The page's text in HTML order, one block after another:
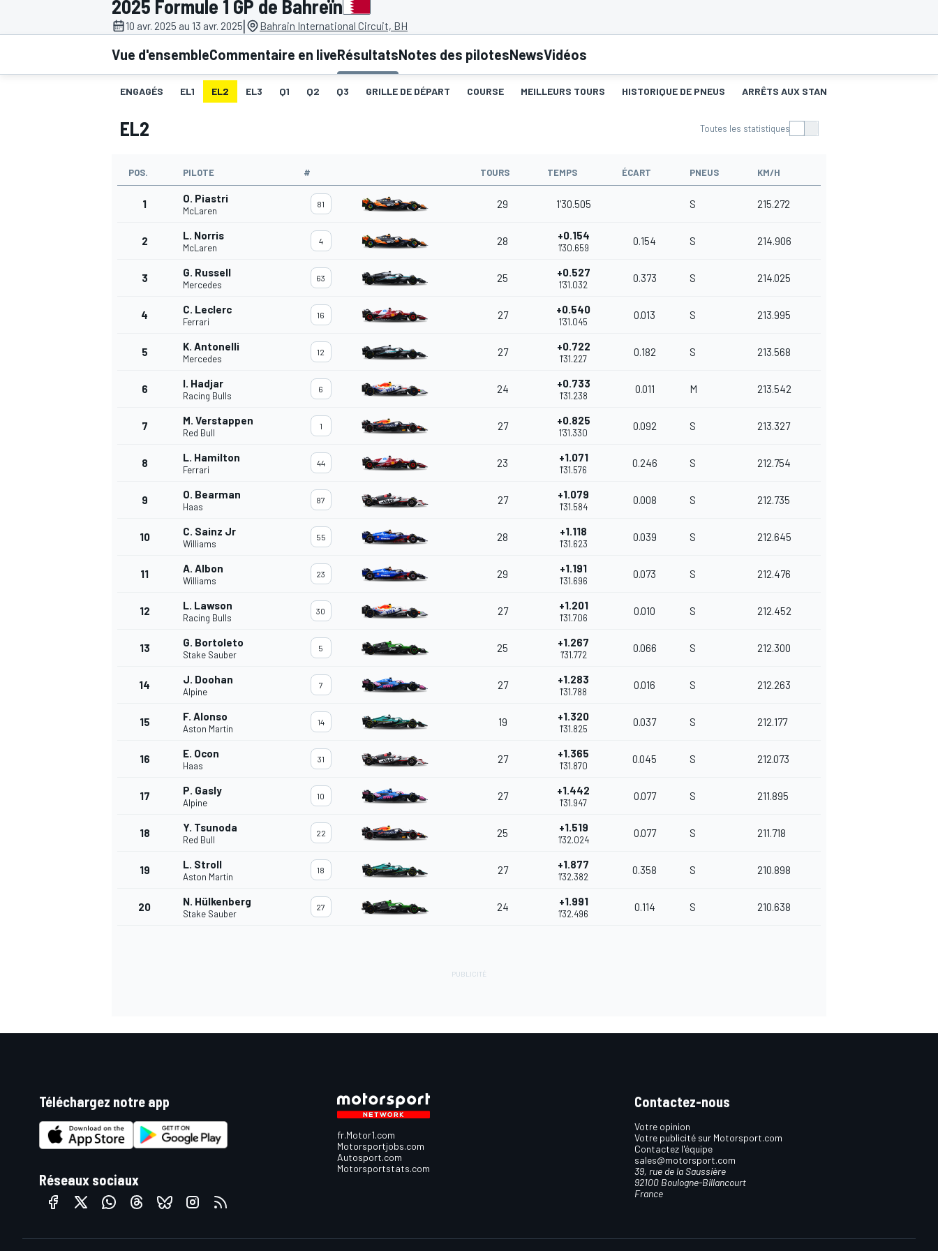
2025 Formule 1 GP de Bahreïn
10 avr. 2025 au 13 avr. 2025| Bahrain International Circuit, BH
Vue d'ensembleCommentaire en liveRésultatsNotes des pilotesNewsVidéos
ENGAGÉS EL1 EL2 EL3 Q1 Q2 Q3 GRILLE DE DÉPART COURSE MEILLEURS TOURS HISTORIQUE DE PNEUS ARRÊTS AUX STANDS
EL2 Toutes les statistiques
POS. PILOTE # TOURS TEMPS ÉCART PNEUS KM/H
1 O. Piastri
McLaren
81 29 1'30.505 S 215.272
2 L. Norris
McLaren
4 28 +0.154
1'30.659
0.154 S 214.906
3 G. Russell
Mercedes
63 25 +0.527
1'31.032
0.373 S 214.025
4 C. Leclerc
Ferrari
16 27 +0.540
1'31.045
0.013 S 213.995
5 K. Antonelli
Mercedes
12 27 +0.722
1'31.227
0.182 S 213.568
6 I. Hadjar
Racing Bulls
6 24 +0.733
1'31.238
0.011 M 213.542
7 M. Verstappen
Red Bull
1 27 +0.825
1'31.330
0.092 S 213.327
8 L. Hamilton
Ferrari
44 23 +1.071
1'31.576
0.246 S 212.754
9 O. Bearman
Haas
87 27 +1.079
1'31.584
0.008 S 212.735
10 C. Sainz Jr
Williams
55 28 +1.118
1'31.623
0.039 S 212.645
11 A. Albon
Williams
23 29 +1.191
1'31.696
0.073 S 212.476
12 L. Lawson
Racing Bulls
30 27 +1.201
1'31.706
0.010 S 212.452
13 G. Bortoleto
Stake Sauber
5 25 +1.267
1'31.772
0.066 S 212.300
14 J. Doohan
Alpine
7 27 +1.283
1'31.788
0.016 S 212.263
15 F. Alonso
Aston Martin
14 19 +1.320
1'31.825
0.037 S 212.177
16 E. Ocon
Haas
31 27 +1.365
1'31.870
0.045 S 212.073
17 P. Gasly
Alpine
10 27 +1.442
1'31.947
0.077 S 211.895
18 Y. Tsunoda
Red Bull
22 25 +1.519
1'32.024
0.077 S 211.718
19 L. Stroll
Aston Martin
18 27 +1.877
1'32.382
0.358 S 210.898
20 N. Hülkenberg
Stake Sauber
27 24 +1.991
1'32.496
0.114 S 210.638
Téléchargez notre app
Réseaux sociaux
fr.Motor1.com
Motorsportjobs.com
Autosport.com
Motorsportstats.com
Contactez-nous
Votre opinion
Votre publicité sur Motorsport.com
Contactez l'équipe
sales@motorsport.com
39, rue de la Saussière
92100 Boulogne-Billancourt
France